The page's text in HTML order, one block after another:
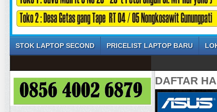
STOK LAPTOP SECOND PRICELIST LAPTOP BARU
DAFTAR